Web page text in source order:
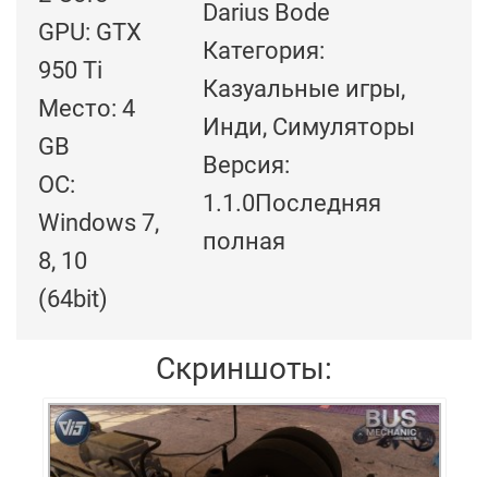
GPU: GTX
950 Ti
Место: 4
GB
ОС:
Windows 7,
8, 10
(64bit)
Darius Bode
Категория:
Казуальные игры,
Инди, Симуляторы
Версия:
1.1.0Последняя
полная
Скриншоты: